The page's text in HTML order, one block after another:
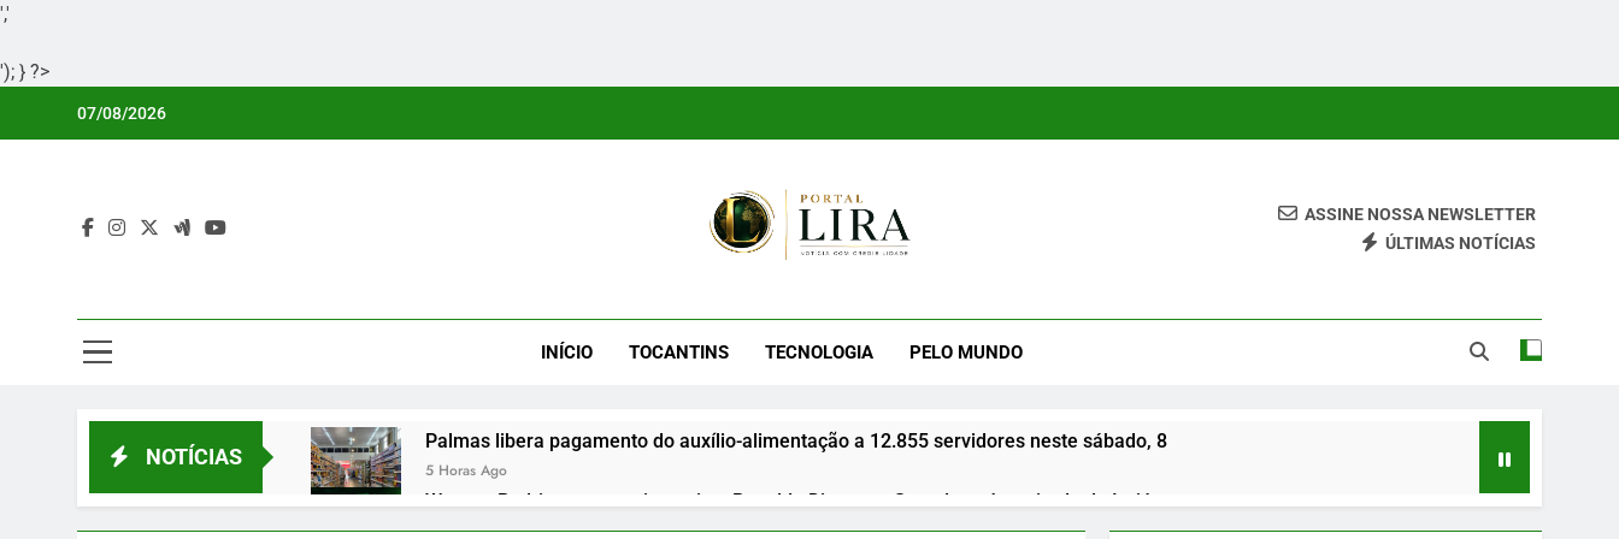
','
'); } ?>
07/08/2026
E Uma Boa Experiência Para O Leitor.
ASSINE NOSSA NEWSLETTER
ÚLTIMAS NOTÍCIAS
INÍCIO TOCANTINS TECNOLOGIA PELO MUNDO
NOTÍCIAS
Palmas libera pagamento do auxílio-alimentação a 12.855 servidores neste sábado, 8
5 Horas Ago
Wagner Rodrigues anuncia apoio a Ronaldo Dimas ao Senado após retirada de Irajá
5 Horas Ago